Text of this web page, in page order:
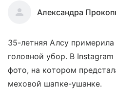
Александра
35-летняя Алсу
головной убор. В
фото, на котором
меховой шапке-ушанке.